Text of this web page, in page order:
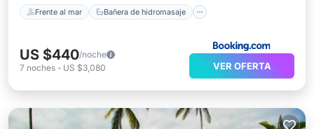
Frente al mar Bañera de hidromasaje
US $440/noche
7 noches - US $3,080 VER OFERTA